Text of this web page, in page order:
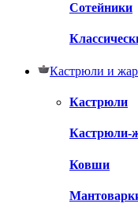
Сотейники
Кастрюли и
Кастрюли
Кастрюли-
Ковши